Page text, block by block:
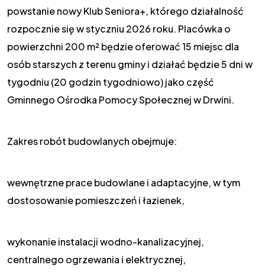
powstanie nowy Klub Seniora+, którego działalność
rozpocznie się w styczniu 2026 roku. Placówka o
powierzchni 200 m² będzie oferować 15 miejsc dla
osób starszych z terenu gminy i działać będzie 5 dni w
tygodniu (20 godzin tygodniowo) jako część
Gminnego Ośrodka Pomocy Społecznej w Drwini.
Zakres robót budowlanych obejmuje:
wewnętrzne prace budowlane i adaptacyjne, w tym
dostosowanie pomieszczeń i łazienek,
wykonanie instalacji wodno-kanalizacyjnej,
centralnego ogrzewania i elektrycznej,